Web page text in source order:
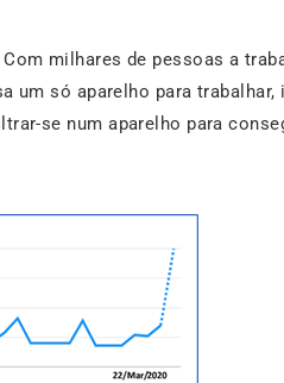
Com milhares de pessoas a
um só aparelho para
se num aparelho para